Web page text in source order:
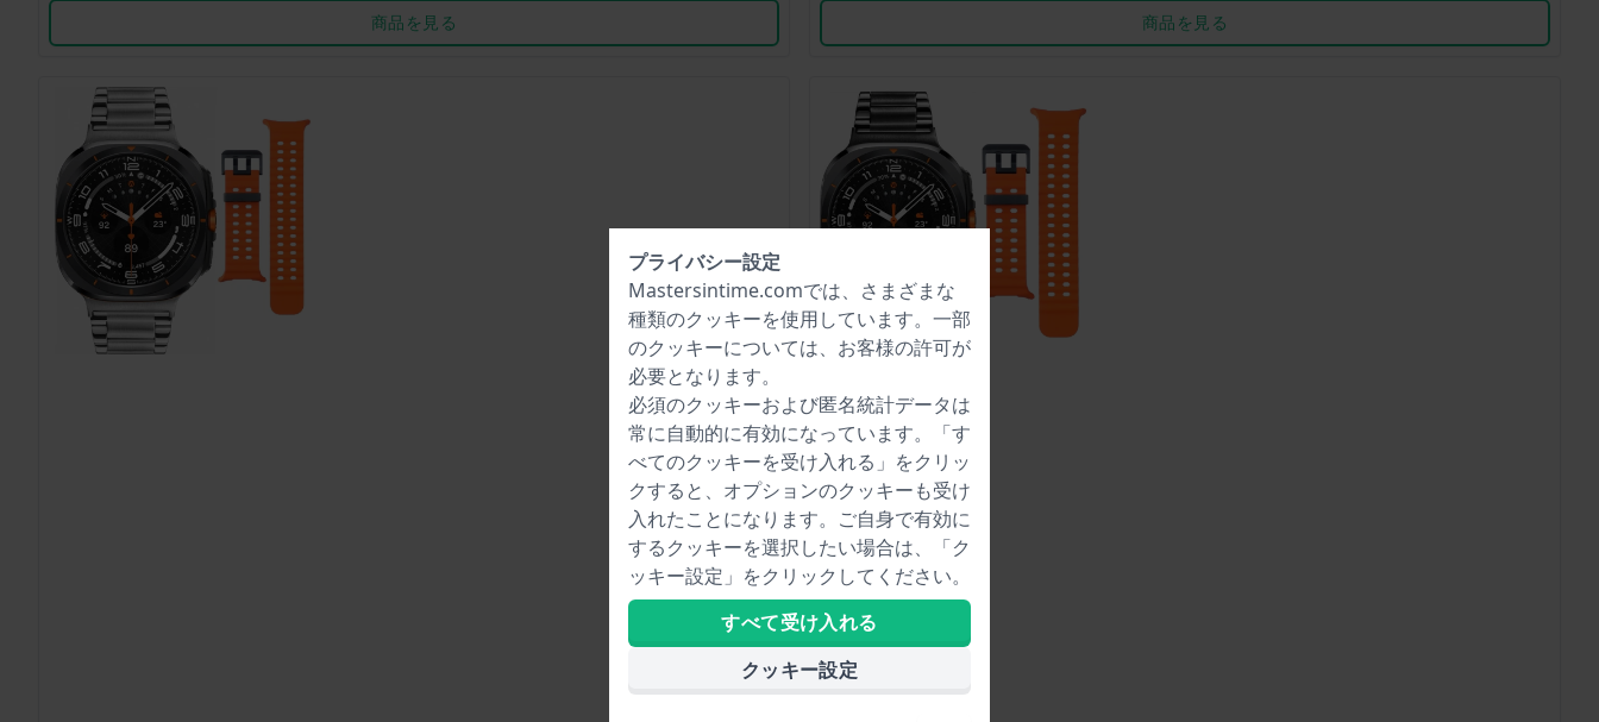
商品を見る
商品を見る
プライバシー設定
Mastersintime.comでは、さまざまな
種類のクッキーを使用しています。一部
のクッキーについては、お客様の許可が
必要となります。
必須のクッキーおよび匿名統計データは
常に自動的に有効になっています。「す
べてのクッキーを受け入れる」をクリッ
クすると、オプションのクッキーも受け
入れたことになります。ご自身で有効に
するクッキーを選択したい場合は、「ク
ッキー設定」をクリックしてください。
すべて受け入れる
クッキー設定